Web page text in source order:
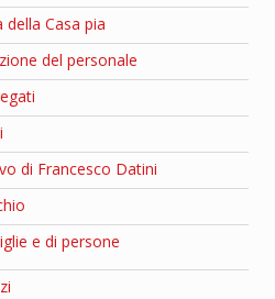
Casa pia
del personale
di Francesco Datini
e di persone